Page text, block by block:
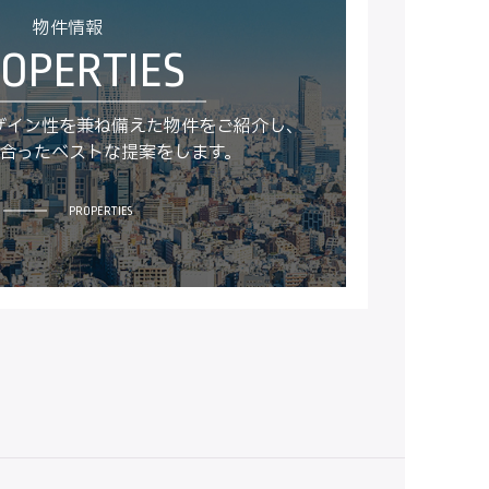
物件情報
ン性を兼ね備えた物件をご紹介し、
ったベストな提案をします。
PROPERTIES